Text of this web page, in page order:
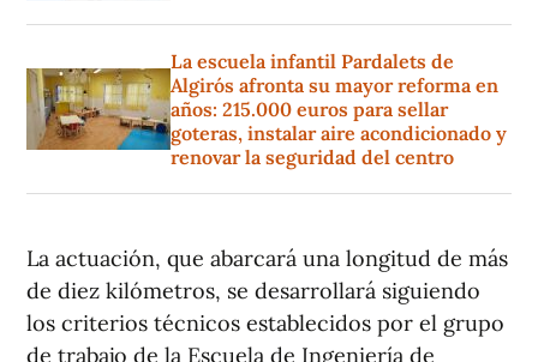
La escuela infantil Pardalets de
Algirós afronta su mayor reforma en
años: 215.000 euros para sellar
goteras, instalar aire acondicionado y
renovar la seguridad del centro
La actuación, que abarcará una longitud de más
de diez kilómetros, se desarrollará siguiendo
los criterios técnicos establecidos por el grupo
de trabajo de la Escuela de Ingeniería de